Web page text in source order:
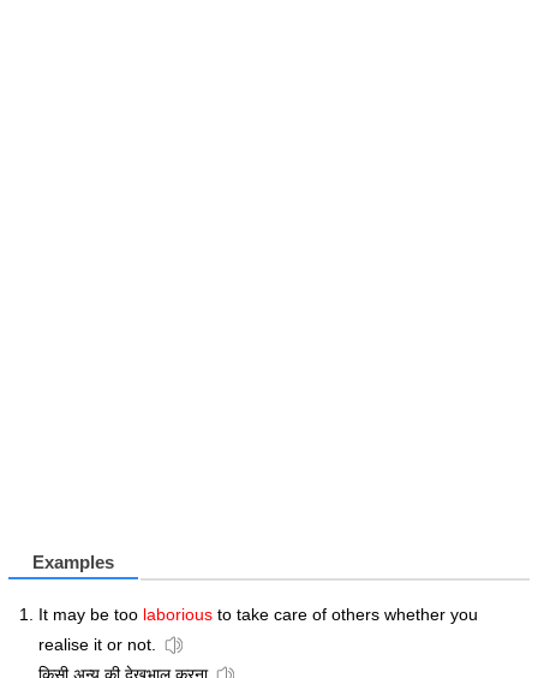
Examples
It may be too laborious to take care of others whether you
realise it or not.